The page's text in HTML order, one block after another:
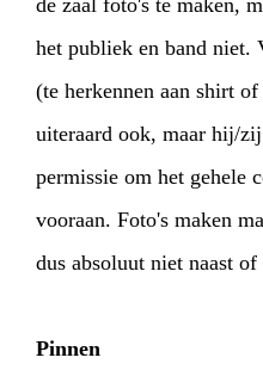
de zaal foto's te maken,
het publiek en band niet.
(te herkennen aan shirt
uiteraard ook, maar hij/
permissie om het gehele
vooraan. Foto's maken
dus absoluut niet naast
Pinnen